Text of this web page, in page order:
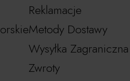
Reklamacje
Metody Dostawy
Wysyłka Zagraniczna
Zwroty